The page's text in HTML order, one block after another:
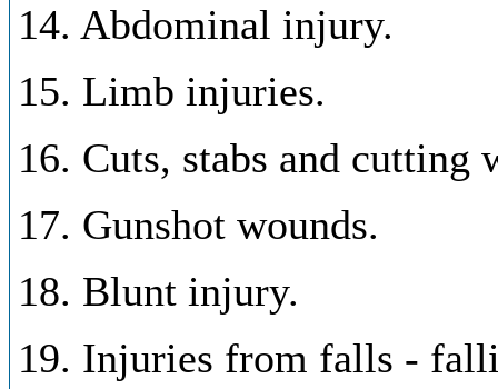
14. Abdominal injury.
15. Limb injuries.
16. Cuts, stabs and cutting
17. Gunshot wounds.
18. Blunt injury.
19. Injuries from falls -